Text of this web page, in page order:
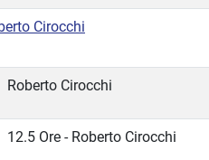
Cirocchi
Roberto Cirocchi
12.5 Ore - Roberto Cirocchi